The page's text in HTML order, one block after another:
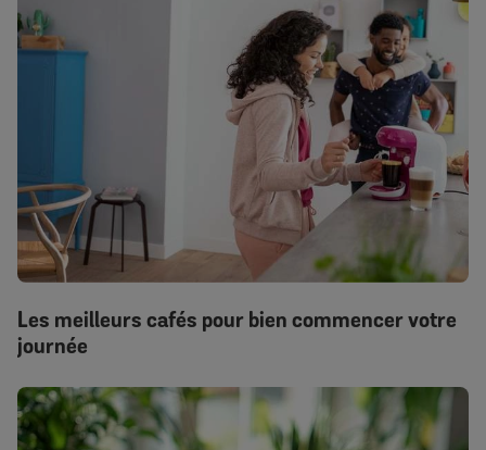
Les meilleurs cafés pour bien commencer votre
journée